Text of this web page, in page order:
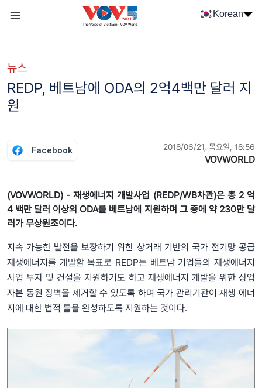
Korean
뉴스
REDP, 베트남에 ODA의 2억4백만 달러 지
원
Facebook 2018/06/21, 목요일, 18:56
VOVWORLD
(VOVWORLD) - 재생에너지 개발사업 (REDP/WB차관)은 총 2 억
4 백만 달러 이상의 ODA를 베트남에 지원하며 그 중에 약 230만 달
러가 무상원조이다.
지속 가능한 발전을 보장하기 위한 상거래 기반의 국가 전기망 공급
재생에너지를 개발할 목표로 REDP는 베트남 기업들의 재생에너지
사업 투자 및 건설을 지원하기도 하고 재생에너지 개발을 위한 상업
자본 동원 장벽을 제거할 수 있도록 하며 국가 관리기관이 재생 에너
지에 대한 법적 틀을 완성하도록 지원하는 것이다.